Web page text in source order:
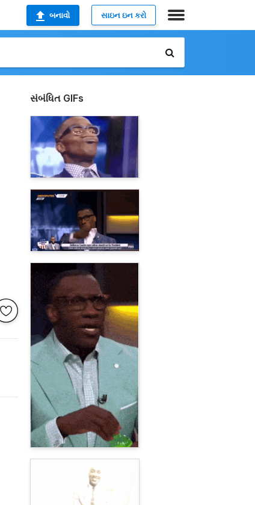
બનાવો સાઇન ઇન કરો
સંબંધિત GIFs